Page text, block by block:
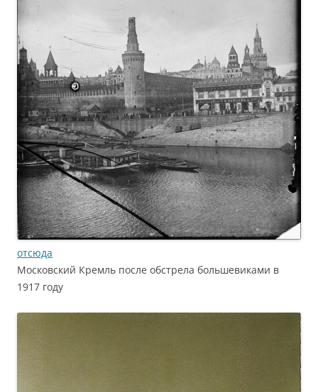
отсюда
Московский Кремль после обстрела большевиками в
1917 году